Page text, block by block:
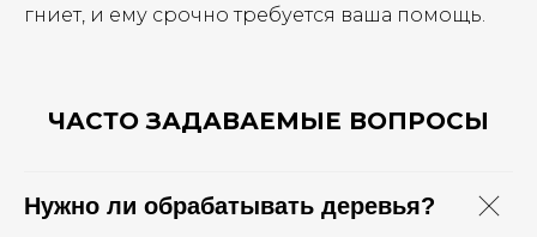
гниет, и ему срочно требуется ваша помощь.
ЧАСТО ЗАДАВАЕМЫЕ ВОПРОСЫ
Нужно ли обрабатывать деревья?